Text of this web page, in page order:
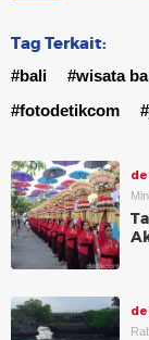
Tag Terkait:
#bali #wisata
#fotodetikcom